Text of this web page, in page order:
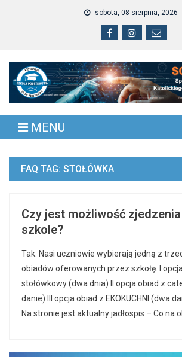
sobota, 08 sierpnia, 2026
MENU
FAQ TAG: STOŁÓWKA
Czy jest możliwość
szkole?
Tak. Nasi uczniowie wybierają jedną z
obiadów oferowanych przez szkołę. I
stołówkowy (dwa dnia) II opcja obiad z
danie) III opcja obiad z EKOKUCHNI (dwa
Na stronie jest aktualny jadłospis – Co na